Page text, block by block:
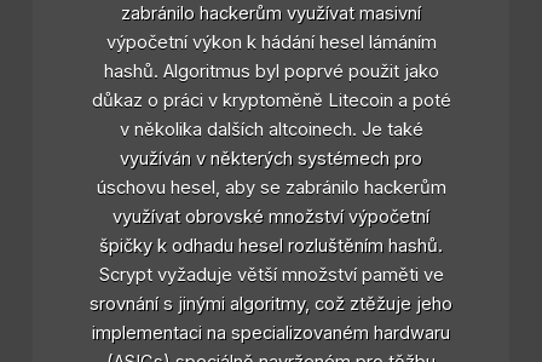
zabránilo hackerům využívat masivní
výpočetní výkon k hádání hesel lámáním
hashů. Algoritmus byl poprvé použit jako
důkaz o práci v kryptoměně Litecoin a poté
v několika dalších altcoinech. Je také
využíván v některých systémech pro
úschovu hesel, aby se zabránilo hackerům
využívat obrovské množství výpočetní
špičky k odhadu hesel rozluštěním hashů.
Scrypt vyžaduje větší množství paměti ve
srovnání s jinými algoritmy, což ztěžuje jeho
implementaci na specializovaném hardwaru